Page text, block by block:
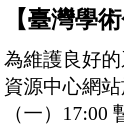
【臺灣學
為維護良好
資源中心網
（一）